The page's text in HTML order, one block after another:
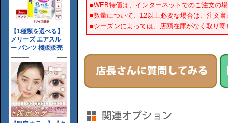
■WEB特価は、インターネットでのご注文の
■数量について、12以上必要な場合は、注文
■シーズンによっては、店頭在庫がなく取り